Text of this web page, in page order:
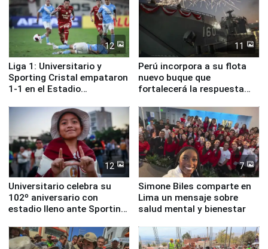
12
Liga 1: Universitario y
Sporting Cristal empataron
1-1 en el Estadio
11
Perú incorpora a su flota
nuevo buque que
fortalecerá la respuesta
12
Universitario celebra su
102º aniversario con
estadio lleno ante Sporting
7
Simone Biles comparte en
Lima un mensaje sobre
salud mental y bienestar